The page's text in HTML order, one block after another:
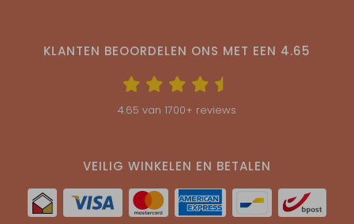
KLANTEN BEOORDELEN ONS MET EEN 4.65
4.65 van 1700+ reviews
VEILIG WINKELEN EN BETALEN